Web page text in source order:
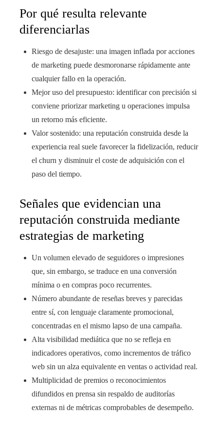
Por qué resulta relevante
diferenciarlas
Riesgo de desajuste: una imagen inflada por acciones
de marketing puede desmoronarse rápidamente ante
cualquier fallo en la operación.
Mejor uso del presupuesto: identificar con precisión si
conviene priorizar marketing u operaciones impulsa
un retorno más eficiente.
Valor sostenido: una reputación construida desde la
experiencia real suele favorecer la fidelización, reducir
el churn y disminuir el coste de adquisición con el
paso del tiempo.
Señales que evidencian una
reputación construida mediante
estrategias de marketing
Un volumen elevado de seguidores o impresiones
que, sin embargo, se traduce en una conversión
mínima o en compras poco recurrentes.
Número abundante de reseñas breves y parecidas
entre sí, con lenguaje claramente promocional,
concentradas en el mismo lapso de una campaña.
Alta visibilidad mediática que no se refleja en
indicadores operativos, como incrementos de tráfico
web sin un alza equivalente en ventas o actividad real.
Multiplicidad de premios o reconocimientos
difundidos en prensa sin respaldo de auditorías
externas ni de métricas comprobables de desempeño.